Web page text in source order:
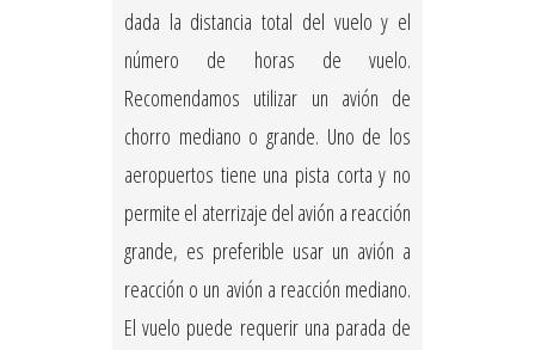
dada la distancia total del vuelo y el
número de horas de vuelo.
Recomendamos utilizar un avión de
chorro mediano o grande. Uno de los
aeropuertos tiene una pista corta y no
permite el aterrizaje del avión a reacción
grande, es preferible usar un avión a
reacción o un avión a reacción mediano.
El vuelo puede requerir una parada de